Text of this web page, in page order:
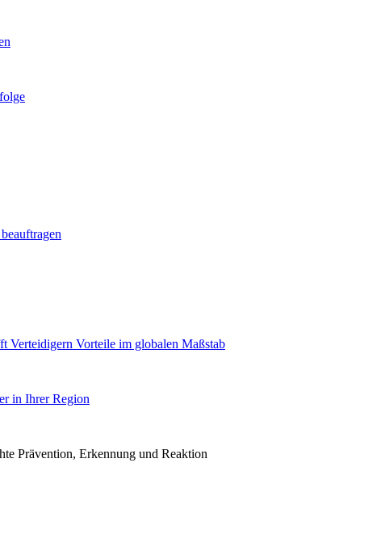
Verteidigern Vorteile im globalen Maßstab
in Ihrer Region
Prävention, Erkennung und Reaktion